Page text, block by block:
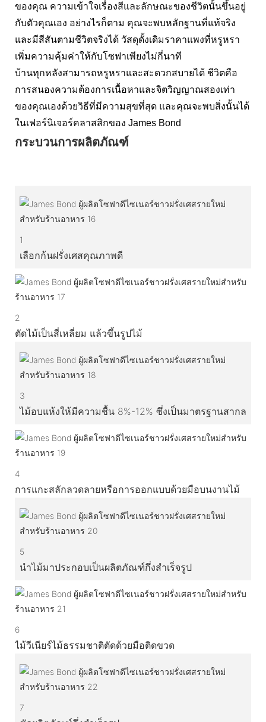
ของคุณ ความเข้าใจเรื่องสีและลักษณะของชีวิตนั้นขึ้นอยู่
กับตัวคุณเอง อย่างไรก็ตาม คุณจะพบหลักฐานที่แท้จริง
และมีสีสันตามชีวิตจริงได้ วัสดุดั้งเดิมราคาแพงที่หรูหรา
เพิ่มความคุ้มค่าให้กับโซฟาเพียงไม่กี่นาที
บ้านทุกหลังสามารถหรูหราและสะดวกสบายได้ ชีวิตคือ
การสนองความต้องการเนื้อหาและจิตวิญญาณสองเท่า
ของคุณเองด้วยวิธีที่มีความสุขที่สุด และคุณจะพบสิ่งนั้นได้
ในเฟอร์นิเจอร์คลาสสิกของ James Bond
กระบวนการผลิตภัณฑ์
1
เลือกก้นฝรั่งเศสคุณภาพดี
2
ตัดไม้เป็นสี่เหลี่ยม แล้วขึ้นรูปไม้
3
ไม้อบแห้งให้มีความชื้น 8%-12% ซึ่งเป็นมาตรฐานสากล
4
การแกะสลักลวดลายหรือการออกแบบด้วยมือบนงานไม้
5
นำไม้มาประกอบเป็นผลิตภัณฑ์กึ่งสำเร็จรูป
6
ไม้วีเนียร์ไม้ธรรมชาติตัดด้วยมือติดขวด
7